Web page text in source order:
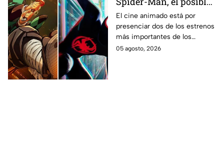
gran enfrentamiento
en taquilla del 2027
El cine animado está por
presenciar dos de los estrenos
más importantes de los
últimos años.
05 agosto, 2026